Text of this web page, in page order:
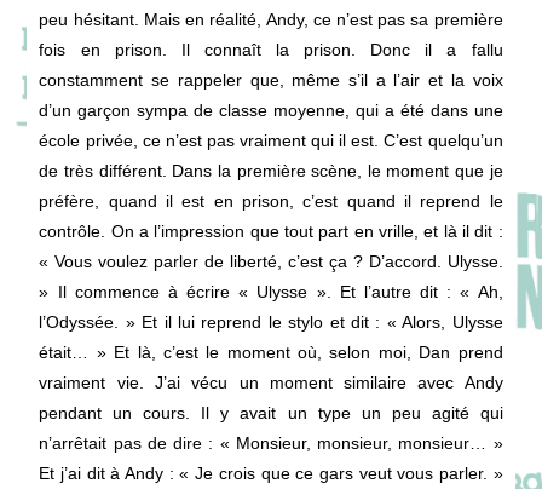
peu hésitant. Mais en réalité, Andy, ce n’est pas sa première
fois en prison. Il connaît la prison. Donc il a fallu
constamment se rappeler que, même s’il a l’air et la voix
d’un garçon sympa de classe moyenne, qui a été dans une
école privée, ce n’est pas vraiment qui il est. C’est quelqu’un
de très différent. Dans la première scène, le moment que je
préfère, quand il est en prison, c’est quand il reprend le
contrôle. On a l’impression que tout part en vrille, et là il dit :
« Vous voulez parler de liberté, c’est ça ? D’accord. Ulysse.
» Il commence à écrire « Ulysse ». Et l’autre dit : « Ah,
l’Odyssée. » Et il lui reprend le stylo et dit : « Alors, Ulysse
était… » Et là, c’est le moment où, selon moi, Dan prend
vraiment vie. J’ai vécu un moment similaire avec Andy
pendant un cours. Il y avait un type un peu agité qui
n’arrêtait pas de dire : « Monsieur, monsieur, monsieur… »
Et j’ai dit à Andy : « Je crois que ce gars veut vous parler. »